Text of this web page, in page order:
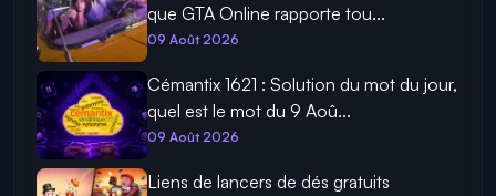
que GTA Online rapporte tou...
09 Août 2026
Cémantix 1621 : Solution du mot du jour,
quel est le mot du 9 Aoû...
09 Août 2026
Liens de lancers de dés gratuits